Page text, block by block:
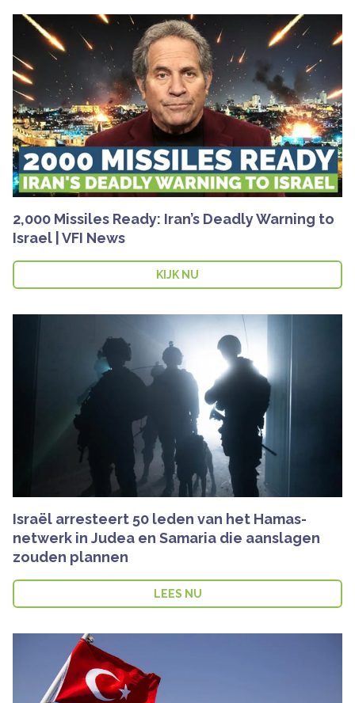
2,000 Missiles Ready: Iran’s Deadly Warning to
Israel | VFI News
KIJK NU
Israël arresteert 50 leden van het Hamas-
netwerk in Judea en Samaria die aanslagen
zouden plannen
LEES NU